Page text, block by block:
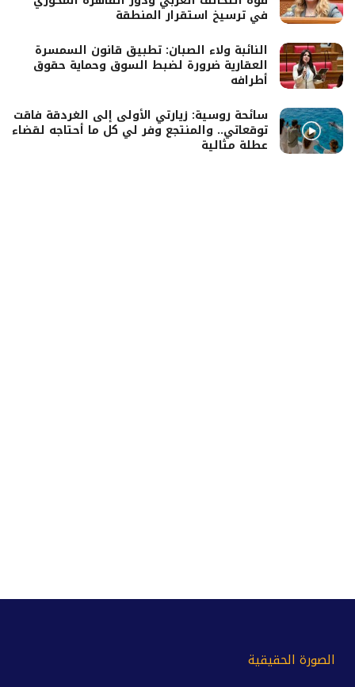
في ترسيخ استقرار المنطقة
النائبة ولاء الصبان: تطبيق قانون السمسرة
العقارية ضرورة لضبط السوق وحماية حقوق
أطرافه
سائحة روسية: زيارتي الأولى إلى الغردقة فاقت
توقعاتي.. والمنتجع وفر لي كل ما أحتاجه لقضاء
عطلة مثالية
الصورة الحقيقية